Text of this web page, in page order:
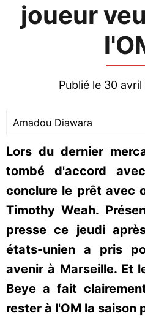
joueur
Publié le 30
Amadou Diawara
Lors du dernier
tombé d'accord
conclure le prêt avec
Timothy Weah.
presse ce jeudi
états-unien a pris
avenir à Marseille. Et
Beye a fait
rester à l'OM la saison